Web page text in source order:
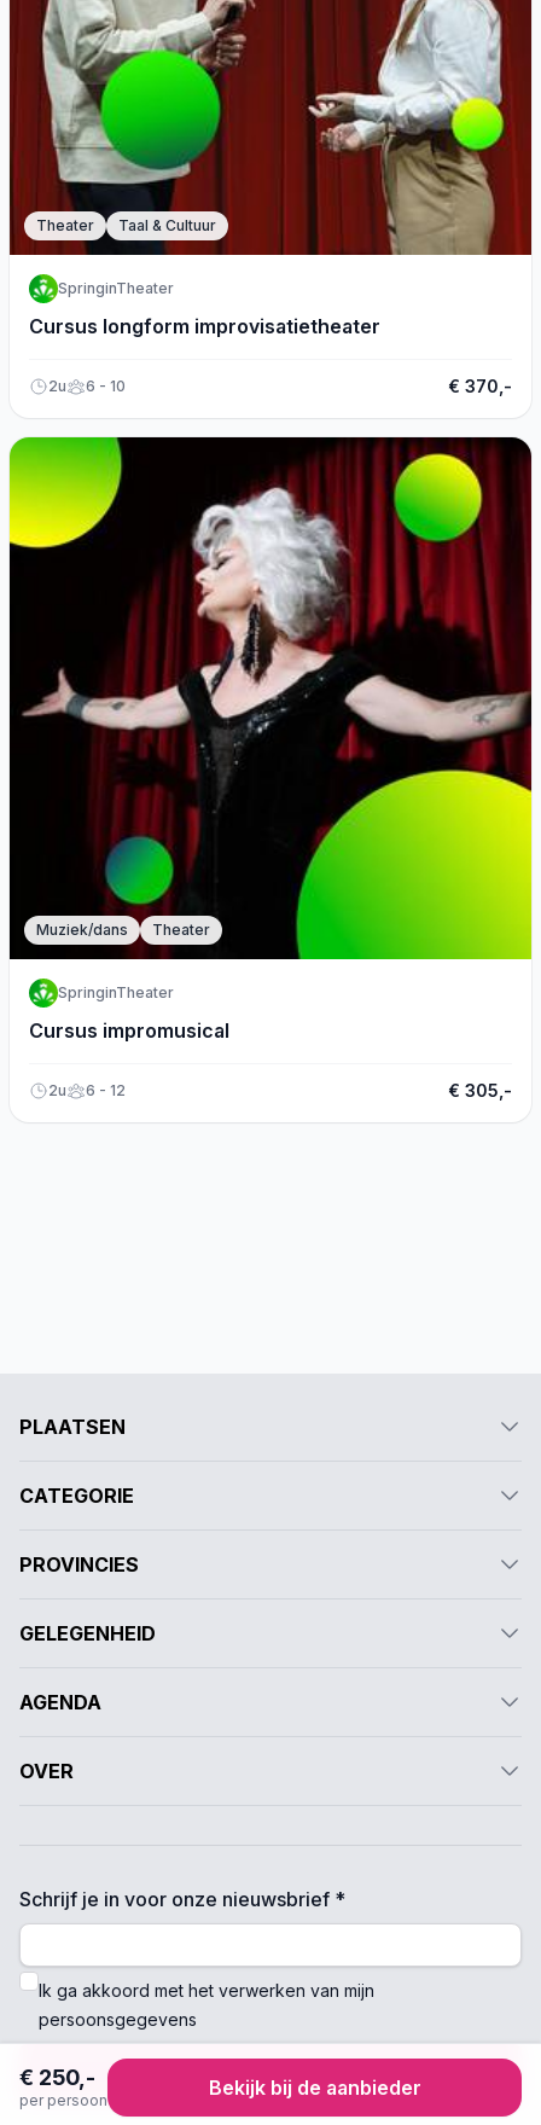
Theater Taal & Cultuur
SpringinTheater
Cursus longform improvisatietheater
2u 6 - 10 € 370,-
Muziek/dans Theater
SpringinTheater
Cursus impromusical
2u 6 - 12 € 305,-
€ 250,-
per persoon
Bekijk bij de aanbieder
PLAATSEN
CATEGORIE
PROVINCIES
GELEGENHEID
AGENDA
OVER
Schrijf je in voor onze nieuwsbrief *
Ik ga akkoord met het verwerken van mijn
persoonsgegevens
Verzenden